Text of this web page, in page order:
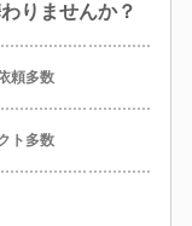
りませんか？
頼多数
ト多数